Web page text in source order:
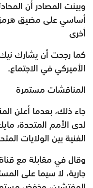
وبينت المصادر أن
أساسي على مضيق هرمز
أخرى
كما رجحت أن يشارك
الأميركي في الاجتماع.
المناقشات مستمرة
جاء ذلك، بعدما أعلن
لدى الأمم المتحدة،
الفنية بين الولايات
وقال في مقابلة مع
جارية، لا سيما على